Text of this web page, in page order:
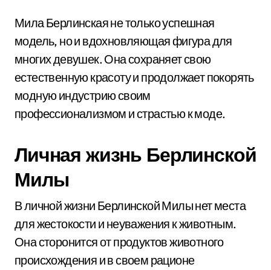
Мила Берлинская не только успешная
модель, но и вдохновляющая фигура для
многих девушек. Она сохраняет свою
естественную красоту и продолжает покорять
модную индустрию своим
профессионализмом и страстью к моде.
Личная жизнь Берлинской
Милы
В личной жизни Берлинской Милы нет места
для жестокости и неуважения к животным.
Она сторонится от продуктов животного
происхождения и в своем рационе